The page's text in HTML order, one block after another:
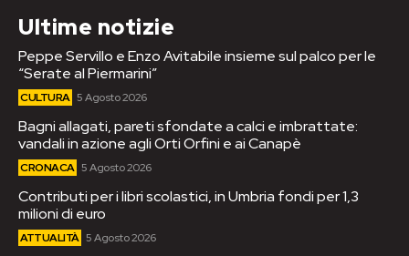
Ultime notizie
Peppe Servillo e Enzo Avitabile insieme sul palco per le
“Serate al Piermarini”
CULTURA 5 Agosto 2026
Bagni allagati, pareti sfondate a calci e imbrattate:
vandali in azione agli Orti Orfini e ai Canapè
CRONACA 5 Agosto 2026
Contributi per i libri scolastici, in Umbria fondi per 1,3
milioni di euro
ATTUALITÀ 5 Agosto 2026